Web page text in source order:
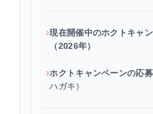
現在開催中のホクトキャ
（2026年）
ホクトキャンペーンの応
ハガキ）